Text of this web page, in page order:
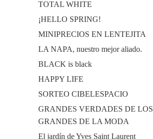
TOTAL WHITE
¡HELLO SPRING!
MINIPRECIOS EN LENTEJITA
LA NAPA, nuestro mejor aliado.
BLACK is black
HAPPY LIFE
SORTEO CIBELESPACIO
GRANDES VERDADES DE LOS
GRANDES DE LA MODA
El jardín de Yves Saint Laurent